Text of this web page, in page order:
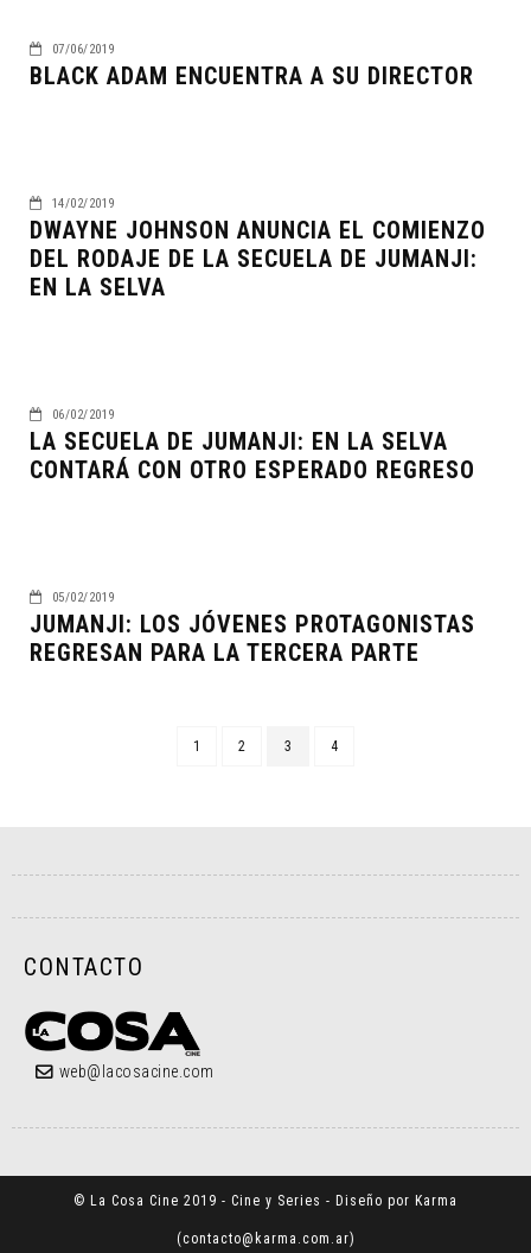
07/06/2019
BLACK ADAM ENCUENTRA A SU DIRECTOR
14/02/2019
DWAYNE JOHNSON ANUNCIA EL COMIENZO
DEL RODAJE DE LA SECUELA DE JUMANJI:
EN LA SELVA
06/02/2019
LA SECUELA DE JUMANJI: EN LA SELVA
CONTARÁ CON OTRO ESPERADO REGRESO
05/02/2019
JUMANJI: LOS JÓVENES PROTAGONISTAS
REGRESAN PARA LA TERCERA PARTE
1 2 3 4
CONTACTO
web@lacosacine.com
© La Cosa Cine 2019 - Cine y Series - Diseño por Karma
(contacto@karma.com.ar)